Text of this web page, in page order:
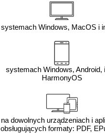
systemach Windows, MacOS i
systemach Windows, Android,
HarmonyOS
na dowolnych urządzeniach i
obsługujących formaty: PDF,